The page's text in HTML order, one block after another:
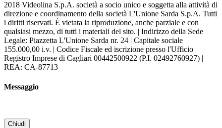
2018 Videolina S.p.A. società a socio unico e soggetta alla attività di
direzione e coordinamento della società L'Unione Sarda S.p.A. Tutti
i diritti riservati. É vietata la riproduzione, anche parziale e con
qualsiasi mezzo, di tutti i materiali del sito. | Indirizzo della Sede
Legale: Piazzetta L'Unione Sarda nr. 24 | Capitale sociale
155.000,00 i.v. | Codice Fiscale ed iscrizione presso l'Ufficio
Registro Imprese di Cagliari 00442500922 (P.I. 02492760927) |
REA: CA-87713
Messaggio
Chiudi